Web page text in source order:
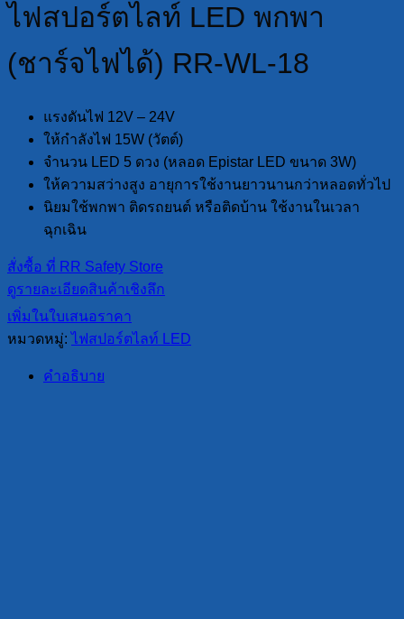
ไฟสปอร์ตไลท์ LED พกพา
(ชาร์จไฟได้) RR-WL-18
แรงดันไฟ 12V – 24V
ให้กำลังไฟ 15W (วัตต์)
จำนวน LED 5 ดวง (หลอด Epistar LED ขนาด 3W)
ให้ความสว่างสูง อายุการใช้งานยาวนานกว่าหลอดทั่วไป
นิยมใช้พกพา ติดรถยนต์ หรือติดบ้าน ใช้งานในเวลา
ฉุกเฉิน
สั่งซื้อ ที่ RR Safety Store
ดูรายละเอียดสินค้าเชิงลึก
เพิ่มในใบเสนอราคา
หมวดหมู่:ไฟสปอร์ตไลท์ LED
คำอธิบาย